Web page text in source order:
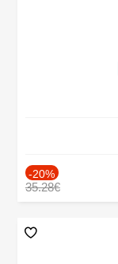
-20%
35.28€